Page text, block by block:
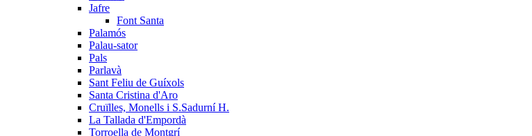
Jafre
Font Santa
Palamós
Palau-sator
Pals
Parlavà
Sant Feliu de Guíxols
Santa Cristina d'Aro
Cruïlles, Monells i S.Sadurní H.
La Tallada d'Empordà
Torroella de Montgrí